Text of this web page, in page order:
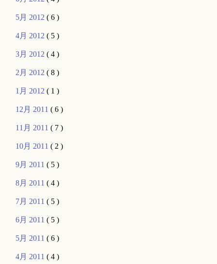
5月 2012( 6 )
4月 2012( 5 )
3月 2012( 4 )
2月 2012( 8 )
1月 2012( 1 )
12月 2011( 6 )
11月 2011( 7 )
10月 2011( 2 )
9月 2011( 5 )
8月 2011( 4 )
7月 2011( 5 )
6月 2011( 5 )
5月 2011( 6 )
4月 2011( 4 )